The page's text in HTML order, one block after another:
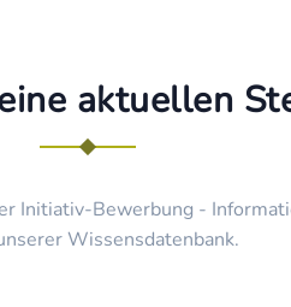
aktuellen
Initiativ-Bewerbung -
Wissensdatenbank.